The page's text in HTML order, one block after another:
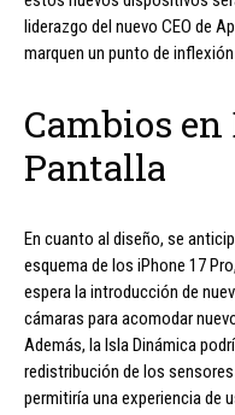
liderazgo del nuevo CEO de
marquen un punto de
Cambios en
Pantalla
En cuanto al diseño, se
esquema de los iPhone 17
espera la introducción de
cámaras para acomodar
Además, la Isla Dinámica
redistribución de los
permitiría una experiencia de